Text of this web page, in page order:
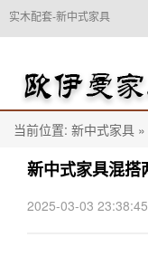
实木配套-新中式家具
当前位置: 新中式家具 »
新中式家具混搭
2025-03-03 23:38:45